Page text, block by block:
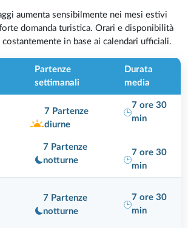
aumenta sensibilmente nei mesi estivi
domanda turistica. Orari e disponibilità
in base ai calendari ufficiali.
Partenze
settimanali
Durata
media
7 Partenze
diurne
7 Partenze
notturne
7 ore 30
min
7 ore 30
min
7 Partenze
notturne
7 ore 30
min